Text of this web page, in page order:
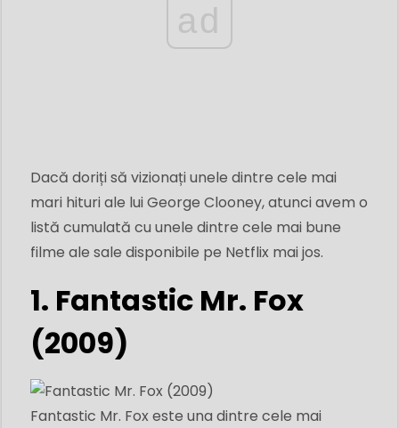
ad
Dacă doriți să vizionați unele dintre cele mai
mari hituri ale lui George Clooney, atunci avem o
listă cumulată cu unele dintre cele mai bune
filme ale sale disponibile pe Netflix mai jos.
1. Fantastic Mr. Fox
(2009)
Fantastic Mr. Fox este una dintre cele mai